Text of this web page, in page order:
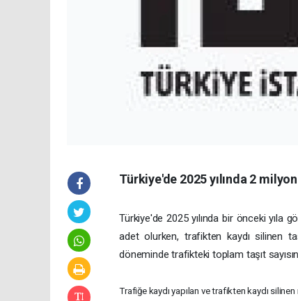
Türkiye'de 2025 yılında 2
Türkiye'de 2025 yılında bir önceki yıla
adet olurken, trafikten kaydı silinen
döneminde trafikteki toplam taşıt
Trafiğe kaydı yapılan ve trafikten kaydı